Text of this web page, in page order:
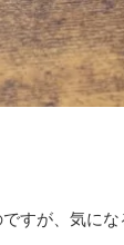
すが、気にな